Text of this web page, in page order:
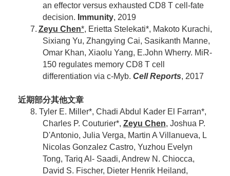
an effector versus exhausted CD8 T cell-fate
decision. Immunity, 2019
7. Zeyu Chen*, Erietta Stelekati*, Makoto Kurachi,
Sixiang Yu, Zhangying Cai, Sasikanth Manne,
Omar Khan, Xiaolu Yang, E.John Wherry. MiR-
150 regulates memory CD8 T cell
differentiation via c-Myb. Cell Reports, 2017
近期部分其他文章
8. Tyler E. Miller*, Chadi Abdul Kader El Farran*,
Charles P. Couturier*, Zeyu Chen, Joshua P.
D'Antonio, Julia Verga, Martin A Villanueva, L
Nicolas Gonzalez Castro, Yuzhou Evelyn
Tong, Tariq Al- Saadi, Andrew N. Chiocca,
David S. Fischer, Dieter Henrik Heiland,